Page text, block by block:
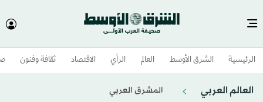
الرئيسية الشرق الأوسط​ العالم الرأي الاقتصاد ثقافة وفنون
العالم العربي المشرق العربي